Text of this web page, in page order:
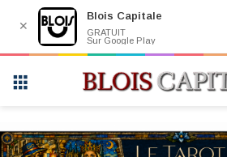
✕
Blois Capitale
GRATUIT
Sur Google Play